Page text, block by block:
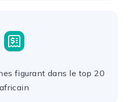
figurant dans le top 20
africain